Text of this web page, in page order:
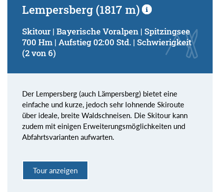
Lempersberg (1817 m)
Skitour | Bayerische Voralpen | Spitzingsee
700 Hm | Aufstieg 02:00 Std. | Schwierigkeit
(2 von 6)
Der Lempersberg (auch Lämpersberg) bietet eine
einfache und kurze, jedoch sehr lohnende Skiroute
über ideale, breite Waldschneisen. Die Skitour kann
zudem mit einigen Erweiterungsmöglichkeiten und
Abfahrtsvarianten aufwarten.
Tour anzeigen